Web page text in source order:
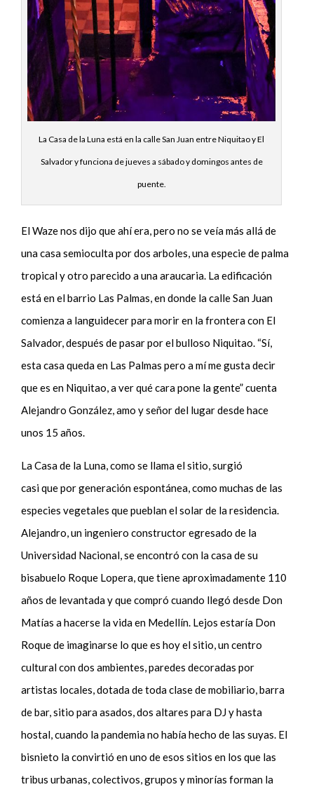
La Casa de la Luna está en la calle San Juan entre Niquitao y El
Salvador y funciona de jueves a sábado y domingos antes de
puente.
El Waze nos dijo que ahí era, pero no se veía más allá de
una casa semioculta por dos arboles, una especie de palma
tropical y otro parecido a una araucaria. La edificación
está en el barrio Las Palmas, en donde la calle San Juan
comienza a languidecer para morir en la frontera con El
Salvador,después de pasar por el bulloso Niquitao. “Sí,
esta casa queda en Las Palmas pero a mí me gusta decir
que es en Niquitao, a ver qué cara pone la gente” cuenta
Alejandro González, amo y señor del lugar desde hace
unos 15 años.
La Casa de la Luna, como se llama el sitio, surgió
casi que por generación espontánea, como muchas de las
especies vegetales que pueblan el solar de la residencia.
Alejandro, un ingeniero constructor egresado de la
Universidad Nacional, se encontró con la casa de su
bisabuelo Roque Lopera, que tiene aproximadamente 110
años de levantada y que compró cuando llegó desde Don
Matías a hacerse la vida en Medellín. Lejos estaría Don
Roque de imaginarse lo que es hoy el sitio, un centro
cultural con dos ambientes, paredes decoradas por
artistas locales, dotada de toda clase de mobiliario, barra
de bar, sitio para asados, dos altares para DJ y hasta
hostal,cuando la pandemia no había hecho de las suyas. El
bisnieto la convirtió en uno de esos sitios en los que las
tribus urbanas, colectivos, grupos y minorías forman la